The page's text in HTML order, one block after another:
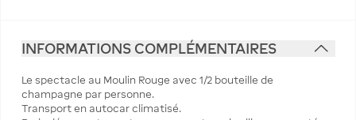
INFORMATIONS COMPLÉMENTAIRES
Le spectacle au Moulin Rouge avec 1/2 bouteille de
champagne par personne.
Transport en autocar climatisé.